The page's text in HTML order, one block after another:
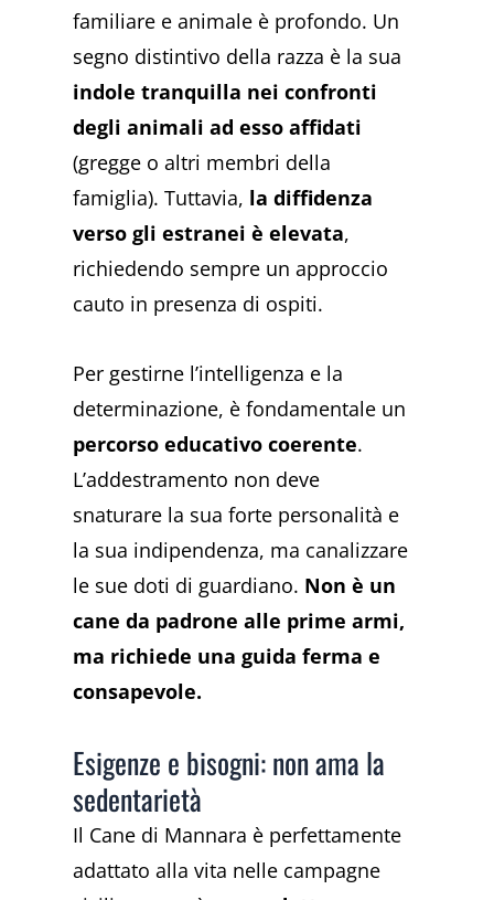
familiare e animale è profondo. Un
segno distintivo della razza è la sua
indole tranquilla nei confronti
degli animali ad esso affidati
(gregge o altri membri della
famiglia). Tuttavia, la diffidenza
verso gli estranei è elevata,
richiedendo sempre un approccio
cauto in presenza di ospiti.
Per gestirne l’intelligenza e la
determinazione, è fondamentale un
percorso educativo coerente.
L’addestramento non deve
snaturare la sua forte personalità e
la sua indipendenza, ma canalizzare
le sue doti di guardiano. Non è un
cane da padrone alle prime armi,
ma richiede una guida ferma e
consapevole.
Esigenze e bisogni: non ama la
sedentarietà
Il Cane di Mannara è perfettamente
adattato alla vita nelle campagne